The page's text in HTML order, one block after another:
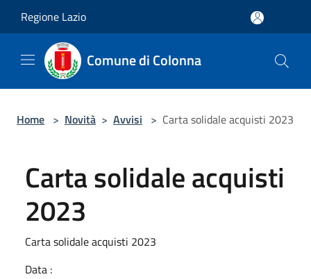
Regione Lazio
Comune di Colonna
Home > Novità > Avvisi > Carta solidale acquisti 2023
Carta solidale acquisti
2023
Carta solidale acquisti 2023
Data :